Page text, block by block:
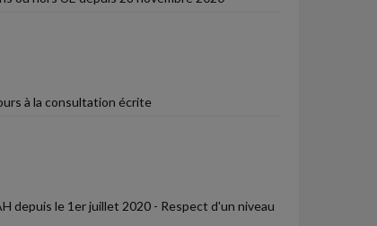
à la consultation écrite
depuis le 1er juillet 2020 - Respect d'un niveau